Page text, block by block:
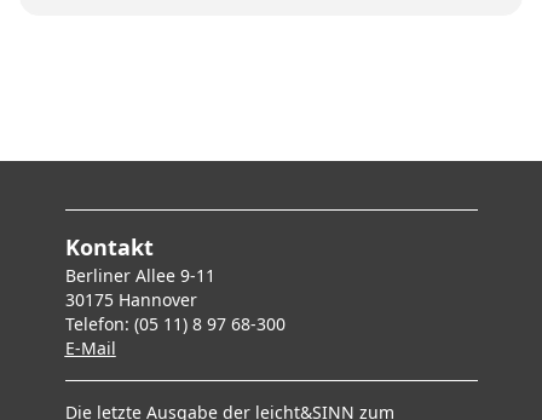
Kontakt
Berliner Allee 9-11
30175 Hannover
Telefon: (05 11) 8 97 68-300
E-Mail
Die letzte Ausgabe der leicht&SINN zum